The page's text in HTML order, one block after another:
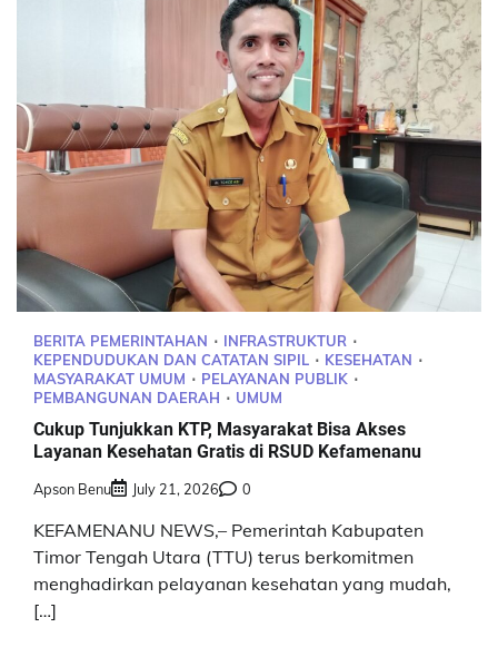
BERITA PEMERINTAHAN
INFRASTRUKTUR
KEPENDUDUKAN DAN CATATAN SIPIL
KESEHATAN
MASYARAKAT UMUM
PELAYANAN PUBLIK
PEMBANGUNAN DAERAH
UMUM
Cukup Tunjukkan KTP, Masyarakat Bisa Akses
Layanan Kesehatan Gratis di RSUD Kefamenanu
Apson Benu July 21, 2026 0
KEFAMENANU NEWS,– Pemerintah Kabupaten
Timor Tengah Utara (TTU) terus berkomitmen
menghadirkan pelayanan kesehatan yang mudah,
[…]